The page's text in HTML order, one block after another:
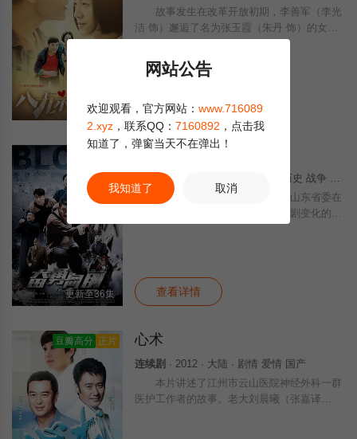
全40集
故事发生在改革开放初期，李善军（李光
洁 饰）邂逅了名为张玉霞（朱丹 饰）的女
孩，两人之间产生了一些小小的误会，令张玉
霞误将李善军认成了流氓，彼此之间心生龃
龉。此时的两人并不知道的是，双方的父母正
查看详情
更新至36集
奋勇向前
连续剧· 2020 · 中国大陆 · 剧情 历史 战争 国产
一九三七年十二月二十七日，中共山东省委在
篦子店召开紧急会议，会议根据急剧变化的形
查看详情
豆瓣高分 正片 心术
连续剧 · 2012 · 大陆 · 剧情 爱情 国产
本片讲述了江州市云山医院神经外科一群
医护工作者的故事。老大刘晨曦（张嘉译
网站公告
欢迎观看，官方网站： www.716089
2.xyz ，联系QQ： 7160892 ，点击我
知道了，弹窗当天不在弹出！
我知道了 取消